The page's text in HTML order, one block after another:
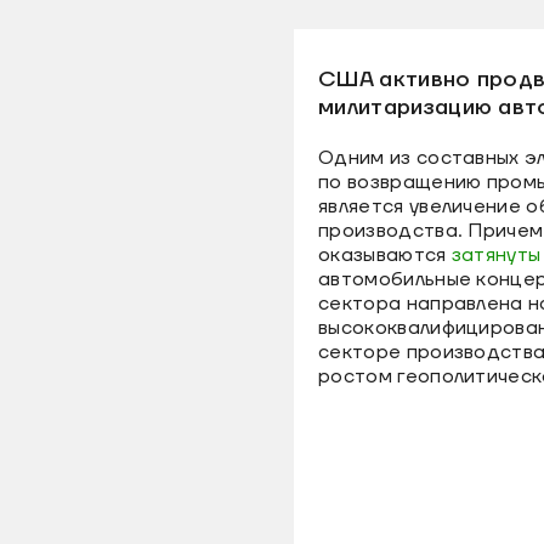
США активно
милитаризацию
Одним из составных
по возвращению
является увеличение
производства.
оказываются затянуты
автомобильные
сектора направлена
секторе
ростом